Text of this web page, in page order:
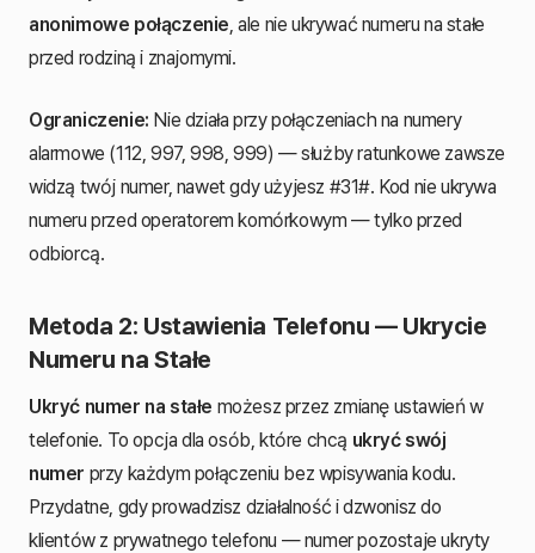
anonimowe połączenie, ale nie ukrywać numeru na stałe
przed rodziną i znajomymi.
Ograniczenie: Nie działa przy połączeniach na numery
alarmowe (112, 997, 998, 999) — służby ratunkowe zawsze
widzą twój numer, nawet gdy użyjesz #31#. Kod nie ukrywa
numeru przed operatorem komórkowym — tylko przed
odbiorcą.
Metoda 2: Ustawienia Telefonu — Ukrycie
Numeru na Stałe
Ukryć numer na stałe możesz przez zmianę ustawień w
telefonie. To opcja dla osób, które chcą ukryć swój
numer przy każdym połączeniu bez wpisywania kodu.
Przydatne, gdy prowadzisz działalność i dzwonisz do
klientów z prywatnego telefonu — numer pozostaje ukryty